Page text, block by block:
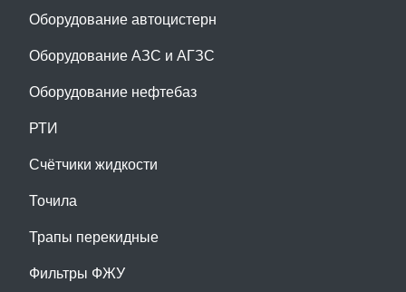
Оборудование автоцистерн
Оборудование АЗС и АГЗС
Оборудование нефтебаз
РТИ
Счётчики жидкости
Точила
Трапы перекидные
Фильтры ФЖУ